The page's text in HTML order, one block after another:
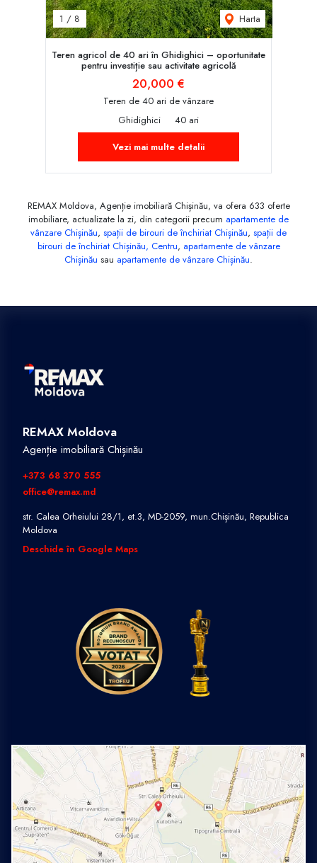
1 / 8 Harta
Teren agricol de 40 ari în Ghidighici – oportunitate
pentru investiție sau activitate agricolă
20,000 €
Teren de 40 ari de vânzare
Ghidighici
40 ari
Vezi mai multe detalii
REMAX Moldova, Agenție imobiliară Chișinău, va ofera 633 oferte
imobiliare, actualizate la zi, din categorii precum apartamente de
vânzare Chișinău, spații de birouri de închiriat Chișinău, spații de
birouri de închiriat Chișinău, Centru, apartamente de vânzare
Chișinău sau apartamente de vânzare Chișinău.
REMAX Moldova
Agenție imobiliară Chișinău
+373 68 370 555
office@remax.md
str. Calea Orheiului 28/1, et.3, MD-2059, mun.Chișinău, Republica
Moldova
Deschide în Google Maps